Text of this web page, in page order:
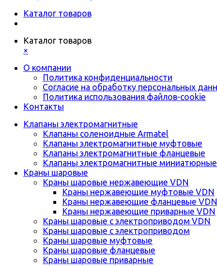
Каталог товаров
Каталог товаров
×
О компании
Политика конфиденциальности
Согласие на обработку персональных
Политика использования файлов-cookie
Контакты
Клапаны электромагнитные
Клапаны соленоидные Armatel
Клапаны электромагнитные муфтовые
Клапаны электромагнитные фланцевые
Клапаны электромагнитные миниатюрные
Краны шаровые
Краны шаровые нержавеющие VDN
Краны нержавеющие муфтовые VDN
Краны нержавеющие фланцевые VDN
Краны нержавеющие приварные VDN
Краны шаровые с электроприводом VDN
Краны шаровые с электроприводом
Краны шаровые муфтовые
Краны шаровые фланцевые
Краны шаровые приварные